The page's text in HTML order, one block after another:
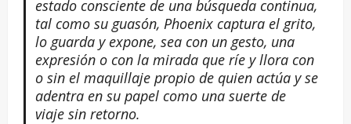
estado consciente de una búsqueda continua,
tal como su guasón, Phoenix captura el grito,
lo guarda y expone, sea con un gesto, una
expresión o con la mirada que ríe y llora con
o sin el maquillaje propio de quien actúa y se
adentra en su papel como una suerte de
viaje sin retorno.